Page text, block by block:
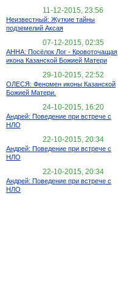
11-12-2015, 23:56
Неизвестный: Жуткие тайны
подземелий Аксая
07-12-2015, 02:35
АННА: Посёлок Лог - Кровоточащая
икона Казанской Божией Матери
29-10-2015, 22:52
ОЛЕСЯ: Феномен иконы Казанской
Божией Матери.
24-10-2015, 16:20
Андрей: Поведение при встрече с
НЛО
22-10-2015, 20:34
Андрей: Поведение при встрече с
НЛО
22-10-2015, 20:34
Андрей: Поведение при встрече с
НЛО